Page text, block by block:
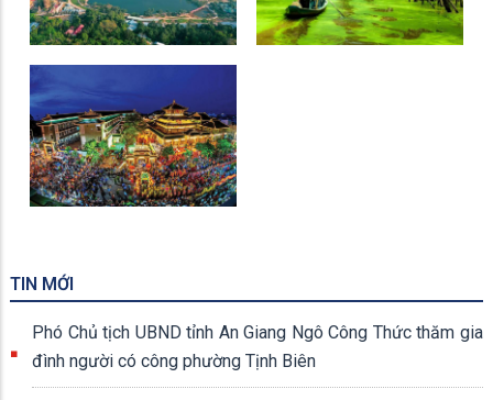
Khu Du Lịch Núi Cấm Rừng Tràm Trà Sư
Miếu Bà Chúa Xứ
TIN MỚI
Phó Chủ tịch UBND tỉnh An Giang Ngô Công Thức thăm gia
đình người có công phường Tịnh Biên